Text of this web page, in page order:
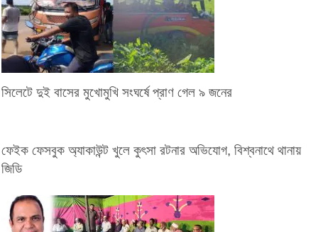
সিলেটে দুই বাসের মুখোমুখি সংঘর্ষে প্রাণ গেল ৯ জনের
ফেইক ফেসবুক অ্যাকাউন্ট খুলে কুৎসা রটনার অভিযোগ, বিশ্বনাথে থানায়
জিডি